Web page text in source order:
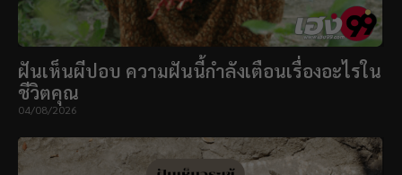
ฝันเห็นผีปอบ ความฝันนี้กำลังเตือนเรื่องอะไรใน
ชีวิตคุณ
04/08/2026